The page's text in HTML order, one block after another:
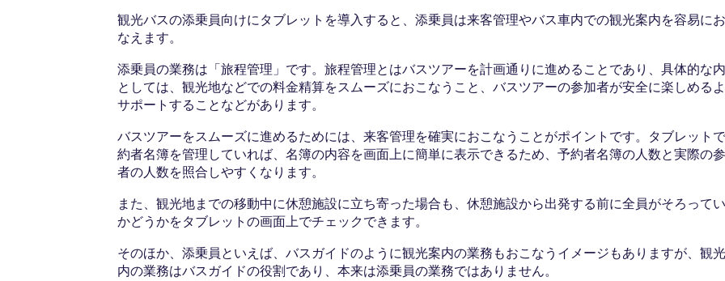
観光バスの添乗員向けにタブレットを導入すると、添乗員は来客管理やバス車内での観光案内を容易に
なえます。
添乗員の業務は「旅程管理」です。旅程管理とはバスツアーを計画通りに進めることであり、具体的な
としては、観光地などでの料金精算をスムーズにおこなうこと、バスツアーの参加者が安全に楽しめる
サポートすることなどがあります。
バスツアーをスムーズに進めるためには、来客管理を確実におこなうことがポイントです。タブレット
約者名簿を管理していれば、名簿の内容を画面上に簡単に表示できるため、予約者名簿の人数と実際の
者の人数を照合しやすくなります。
また、観光地までの移動中に休憩施設に立ち寄った場合も、休憩施設から出発する前に全員がそろって
かどうかをタブレットの画面上でチェックできます。
そのほか、添乗員といえば、バスガイドのように観光案内の業務もおこなうイメージもありますが、観
内の業務はバスガイドの役割であり、本来は添乗員の業務ではありません。